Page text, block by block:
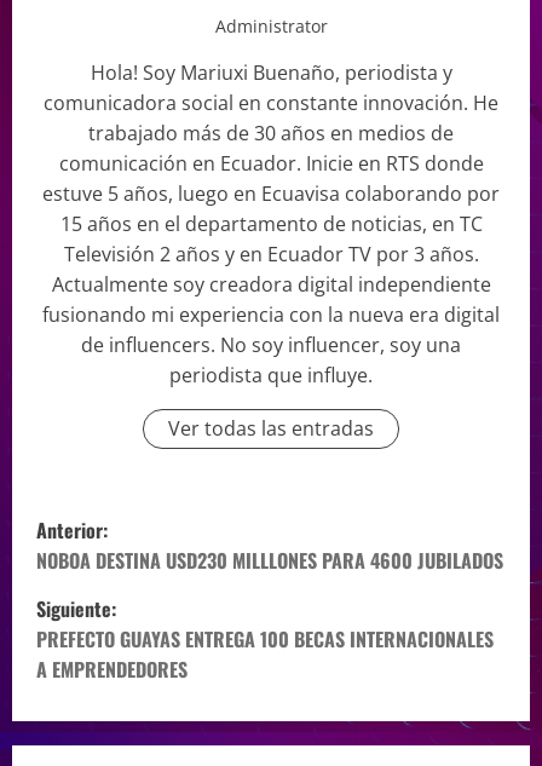
Administrator
Hola! Soy Mariuxi Buenaño, periodista y
comunicadora social en constante innovación. He
trabajado más de 30 años en medios de
comunicación en Ecuador. Inicie en RTS donde
estuve 5 años, luego en Ecuavisa colaborando por
15 años en el departamento de noticias, en TC
Televisión 2 años y en Ecuador TV por 3 años.
Actualmente soy creadora digital independiente
fusionando mi experiencia con la nueva era digital
de influencers. No soy influencer, soy una
periodista que influye.
Ver todas las entradas
Anterior:
NOBOA DESTINA USD230 MILLLONES PARA 4600 JUBILADOS
Siguiente:
PREFECTO GUAYAS ENTREGA 100 BECAS INTERNACIONALES
A EMPRENDEDORES